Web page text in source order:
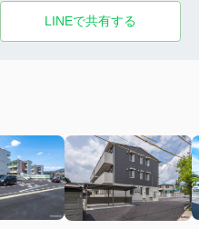
LINEで共有する